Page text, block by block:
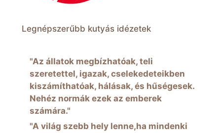
Legnépszerűbb kutyás idézetek
"Az állatok megbízhatóak, teli
szeretettel, igazak, cselekedeteikben
kiszámíthatóak, hálásak, és hűségesek.
Nehéz normák ezek az emberek
számára."
"A világ szebb hely lenne,ha mindenki